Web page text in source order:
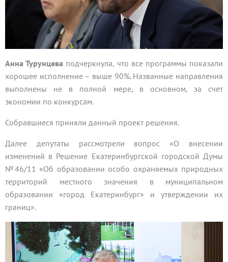
Анна Турунцева подчеркнула, что все программы показали
хорошее исполнение – выше 90%. Названные направления
выполнены не в полной мере, в основном, за счет
экономии по конкурсам.
Собравшиеся приняли данный проект решения.
Далее депутаты рассмотрели вопрос «О внесении
изменений в Решение Екатеринбургской городской Думы
№46/11 «Об образовании особо охраняемых природных
территорий местного значения в муниципальном
образовании «город Екатеринбург» и утверждении их
границ».